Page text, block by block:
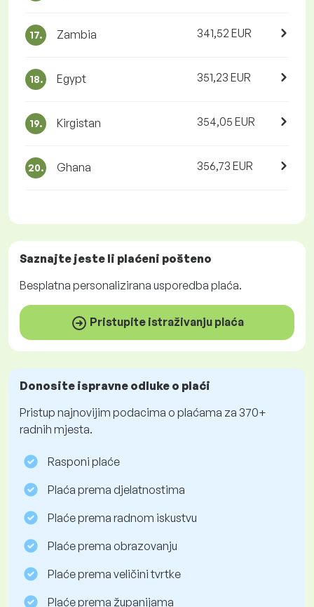
17. Zambia 341,52 EUR
18. Egypt 351,23 EUR
19. Kirgistan 354,05 EUR
20. Ghana 356,73 EUR
Saznajte jeste li plaćeni pošteno
Besplatna personalizirana usporedba plaća.
Pristupite istraživanju plaća
Donosite ispravne odluke o plaći
Pristup najnovijim podacima o plaćama za 370+
radnih mjesta.
Rasponi plaće
Plaća prema djelatnostima
Plaće prema radnom iskustvu
Plaće prema obrazovanju
Plaće prema veličini tvrtke
Plaće prema županijama